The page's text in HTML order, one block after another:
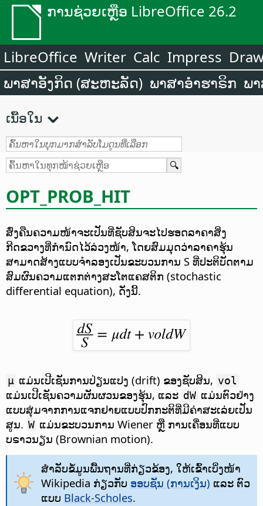
ການຊ່ວຍເຫຼືອ LibreOffice 26.2
LibreOffice Writer Calc Impress
ພາສາອັງກິດ (ສະຫະລັດ) ພາສາອຳຮາຣິກ ພ
ເນື້ອໃນ
OPT_PROB_HIT
ສົ່ງຄືນຄວາມໜ້າຈະເປັນທີ່ຊັບສິນຈະໄປຮອດລາຄາສິ່ງ
ກີດຂວາງທີ່ກຳນົດໄວ້ລ່ວງໜ້າ, ໂດຍສົມມຸດວ່າລາຄາຮຸ້ນ
ສາມາດສ້າງແບບຈຳລອງເປັນຂະບວນການ S ທີ່ປະຕິບັດຕາມ
ສົມຜົນຄວາມແຕກຕ່າງສະໂຕແຄສຕິກ (stochastic
differential equation), ດັ່ງນີ້.
µ ແມ່ນເປີເຊັນການປ່ຽນແປງ (drift) ຂອງຊັບສິນ, vol
ແມ່ນເປີເຊັນຄວາມຜັນຜວນຂອງຮຸ້ນ, ແລະ dW ແມ່ນຕົວຢ່າງ
ແບບສຸ່ມຈາກການແຈກຢາຍແບບປົກກະຕິທີ່ມີຄ່າສະເລ່ຍເປັນ
ສູນ. W ແມ່ນຂະບວນການ Wiener ຫຼື ການເຄື່ອນທີ່ແບບ
ບຣາວນຽນ (Brownian motion).
ສຳລັບຂໍ້ມູນພື້ນຖານທີ່ກ່ຽວຂ້ອງ, ໃຫ້ເຂົ້າເບິ່ງໜ້າ
Wikipedia ກ່ຽວກັບ ອອບຊັນ (ການເງິນ) ແລະ ຕົວ
ແບບ Black-Scholes.